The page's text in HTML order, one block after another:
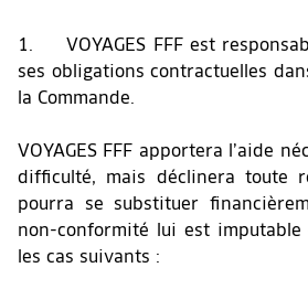
1. VOYAGES FFF est
ses obligations contractuelles
la Commande.
VOYAGES FFF apportera l’aide
difficulté, mais déclinera toute
pourra se substituer
non-conformité lui est imputable
les cas suivants :